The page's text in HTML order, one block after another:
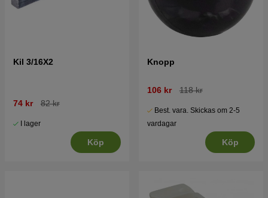
Kil 3/16X2
74 kr 82 kr
I lager
Köp
Knopp
106 kr 118 kr
Best. vara. Skickas om 2-5
vardagar
Köp